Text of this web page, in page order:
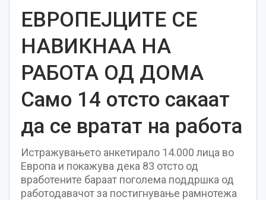
ЕВРОПЕЈЦИТЕ СЕ
НАВИКНАА НА
РАБОТА ОД ДОМА
Само 14 отсто сакаат
да се вратат на работа
Истражувањето анкетирало 14.000 лица во
Европа и покажува дека 83 отсто од
вработените бараат поголема поддршка од
работодавачот за постигнување рамнотежа